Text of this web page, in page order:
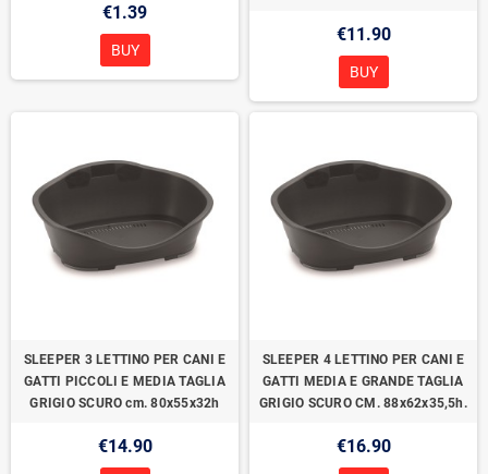
€1.39
BUY
€11.90
BUY
SLEEPER 3 LETTINO PER CANI E
GATTI PICCOLI E MEDIA TAGLIA
GRIGIO SCURO cm. 80x55x32h
€14.90
SLEEPER 4 LETTINO PER CANI E
GATTI MEDIA E GRANDE TAGLIA
GRIGIO SCURO CM. 88x62x35,5h.
€16.90